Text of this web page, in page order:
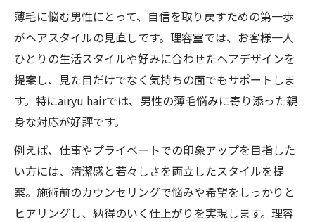
ング
理容室のアドバイスで薄毛対策を始めるポ
イント
薄毛に悩む男性にとって、自信を取り戻すための第一歩
がヘアスタイルの見直しです。理容室では、お客様一人
ひとりの生活スタイルや好みに合わせたヘアデザインを
提案し、見た目だけでなく気持ちの面でもサポートしま
す。特にairyu hairでは、男性の薄毛悩みに寄り添った親
身な対応が好評です。
例えば、仕事やプライベートでの印象アップを目指した
い方には、清潔感と若々しさを両立したスタイルを提
案。施術前のカウンセリングで悩みや希望をしっかりと
ヒアリングし、納得のいく仕上がりを実現します。理容